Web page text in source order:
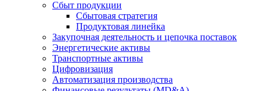
Сбыт продукции
Сбытовая стратегия
Продуктовая линейка
Закупочная деятельность и цепочка поставок
Энергетические активы
Транспортные активы
Цифровизация
Автоматизация производства